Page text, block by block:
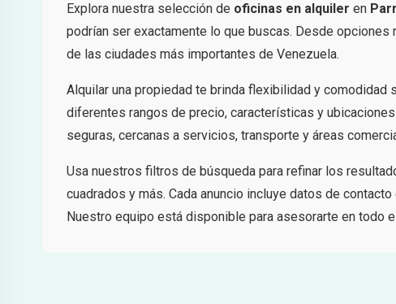
Explora nuestra selección de oficinas en alquiler en
podrían ser exactamente lo que buscas. Desde
de las ciudades más importantes de Venezuela.
Alquilar una propiedad te brinda flexibilidad y
diferentes rangos de precio, características y
seguras, cercanas a servicios, transporte y áreas
Usa nuestros filtros de búsqueda para refinar los
cuadrados y más. Cada anuncio incluye datos de
Nuestro equipo está disponible para asesorarte en todo